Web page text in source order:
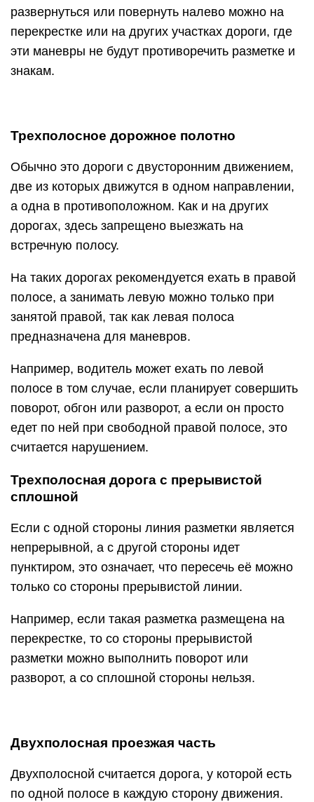
развернуться или повернуть налево можно на
перекрестке или на других участках дороги, где
эти маневры не будут противоречить разметке и
знакам.
Трехполосное дорожное полотно
Обычно это дороги с двусторонним движением,
две из которых движутся в одном направлении,
а одна в противоположном. Как и на других
дорогах, здесь запрещено выезжать на
встречную полосу.
На таких дорогах рекомендуется ехать в правой
полосе, а занимать левую можно только при
занятой правой, так как левая полоса
предназначена для маневров.
Например, водитель может ехать по левой
полосе в том случае, если планирует совершить
поворот, обгон или разворот, а если он просто
едет по ней при свободной правой полосе, это
считается нарушением.
Трехполосная дорога с прерывистой
сплошной
Если с одной стороны линия разметки является
непрерывной, а с другой стороны идет
пунктиром, это означает, что пересечь её можно
только со стороны прерывистой линии.
Например, если такая разметка размещена на
перекрестке, то со стороны прерывистой
разметки можно выполнить поворот или
разворот, а со сплошной стороны нельзя.
Двухполосная проезжая часть
Двухполосной считается дорога, у которой есть
по одной полосе в каждую сторону движения.